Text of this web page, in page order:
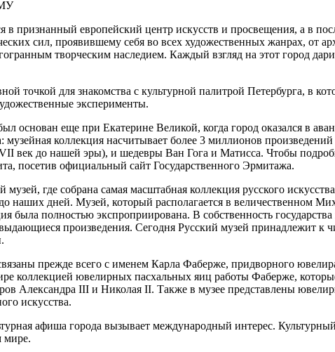
признанный европейский центр искусств и просвещения, а в
сил, проявившему себя во всех художественных жанрах, от
творческим наследием. Каждый взгляд на этот город
точкой для знакомства с культурной палитрой Петербурга, в
эксперименты.
еще при Екатерине Великой, когда город оказался в
коллекция насчитывает более 3 миллионов
век до нашей эры), и шедевры Ван Гога и Матисса. Чтобы
посетив официальный сайт Государственного Эрмитажа.
где собрана самая масштабная коллекция русского
наших дней. Музей, который располагается в величественном
была полностью экспроприирована. В собственность
произведения. Сегодня Русский музей принадлежит к
прежде всего с именем Карла Фаберже, придворного
коллекцией ювелирных пасхальных яиц работы Фаберже,
Александра III и Николая II. Также в музее представлены
искусства.
афиша города вызывает международный интерес.
мире.